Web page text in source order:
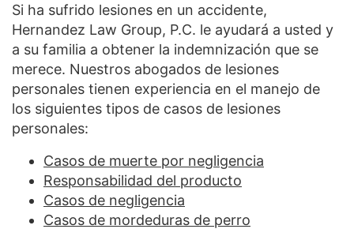
Si ha sufrido lesiones en un accidente,
Hernandez Law Group, P.C. le ayudará a usted y
a su familia a obtener la indemnización que se
merece. Nuestros abogados de lesiones
personales tienen experiencia en el manejo de
los siguientes tipos de casos de lesiones
personales:
Casos de muerte por negligencia
Responsabilidad del producto
Casos de negligencia
Casos de mordeduras de perro